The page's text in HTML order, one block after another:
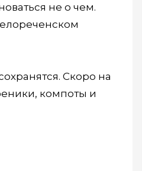
не о чем.
Скоро на
компоты и